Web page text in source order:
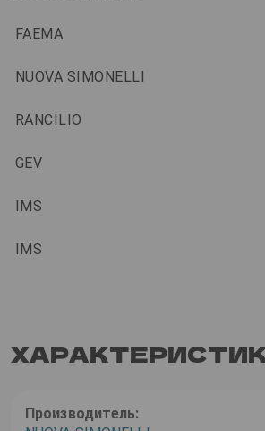
FAEMA
NUOVA SIMONELLI
RANCILIO
GEV
IMS
IMS
Производитель: